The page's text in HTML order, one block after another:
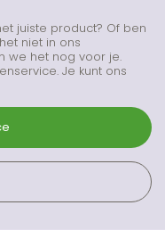
juiste product? Of ben
niet in ons
we het nog voor je.
Je kunt ons